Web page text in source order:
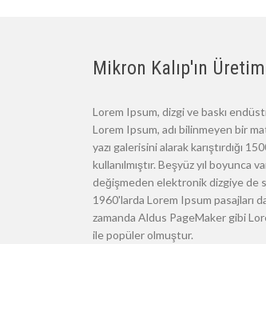
Mikron Kalıp'ın
Lorem Ipsum, dizgi ve baskı
Lorem Ipsum, adı bilinmeyen bir
yazı galerisini alarak karıştırdığı
kullanılmıştır. Beşyüz yıl boyunca
değişmeden elektronik dizgiye de
1960'larda Lorem Ipsum pasajları
zamanda Aldus PageMaker gibi
ile popüler olmuştur.